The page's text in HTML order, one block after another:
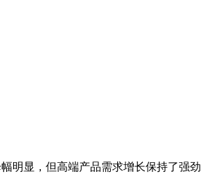
明显，但高端产品需求增长保持了强